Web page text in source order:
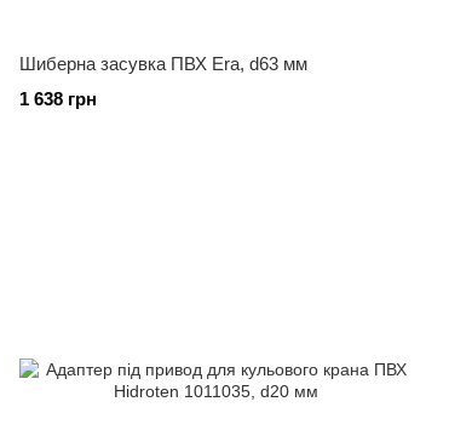
Шиберна засувка ПВХ Era, d63 мм
1 638 грн